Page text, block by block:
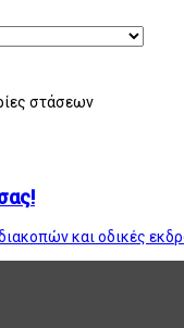
στάσεων
και οδικές